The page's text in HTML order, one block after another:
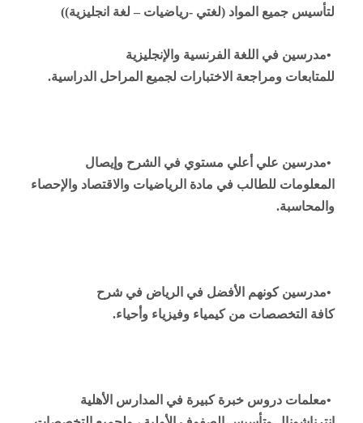
لتأسيس جميع المواد (لغتي -رياضيات – لغة انجليزية))
•مدرسين في اللغة الفرنسية والإنجليزية
للمتابعات ومراجعة الاختبارات لجميع المراحل الدراسية.
•مدرسين علي أعلي مستوي في الشرح وإيصال
المعلومات للطالب في مادة الرياضيات والاقتصاد والإحصاء
والمحاسبة.
•مدرسين كونهم الأفضل في الرياض في شرح
كافة التخصصات من كيمياء وفيزياء وأحياء.
•معلمات دروس خبرة كبيرة في المدارس الأهلية